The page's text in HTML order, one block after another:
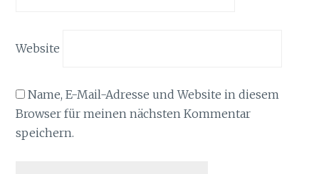
Website
Name, E-Mail-Adresse und Website in diesem
Browser für meinen nächsten Kommentar
speichern.